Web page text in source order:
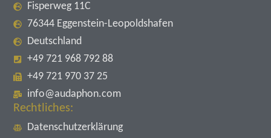
Fisperweg 11C
76344 Eggenstein-Leopoldshafen
Deutschland
+49 721 968 792 88
+49 721 970 37 25
info@audaphon.com
Rechtliches:
Datenschutzerklärung